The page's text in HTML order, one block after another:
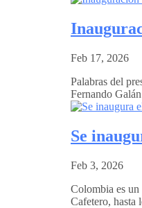
Feb 17, 2026
Palabras del
Fernando
Se
Feb 3, 2026
Colombia es un
Cafetero, hasta